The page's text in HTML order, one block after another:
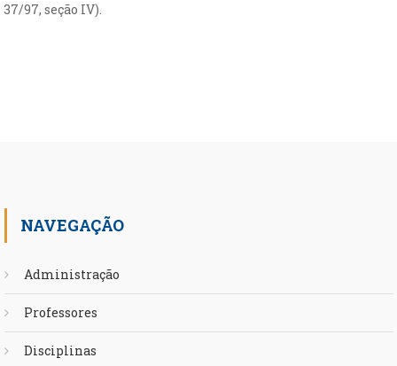
37/97, seção IV).
NAVEGAÇÃO
Administração
Professores
Disciplinas